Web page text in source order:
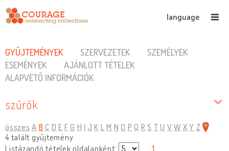
language
GYŰJTEMÉNYEK SZERVEZETEK
SZEMÉLYEK
ESEMÉNYEK
AJÁNLOTT TÉTELEK
ALAPVETŐ INFORMÁCIÓK
szűrők
összes A B C D E F G H I J K L M N O P Q R S T U V W X Y Z
4 talált gyűjtemény
Listázandó tételek oldalanként:
1